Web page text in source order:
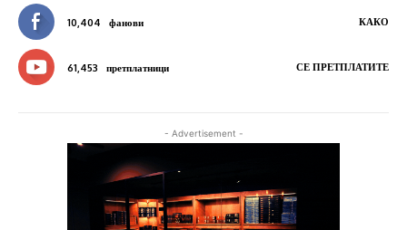
10,404 фанови КАКО
61,453 претплатници СЕ ПРЕТПЛАТИТЕ
- Advertisement -